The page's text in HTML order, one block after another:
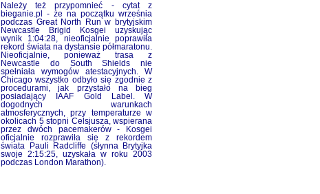
Należy też przypomnieć - cytat z
bieganie.pl - że na początku września
podczas Great North Run w brytyjskim
Newcastle Brigid Kosgei uzyskując
wynik 1:04:28, nieoficjalnie poprawiła
rekord świata na dystansie półmaratonu.
Nieoficjalnie, ponieważ trasa z
Newcastle do South Shields nie
spełniała wymogów atestacyjnych. W
Chicago wszystko odbyło się zgodnie z
procedurami, jak przystało na bieg
posiadający IAAF Gold Label. W
dogodnych warunkach
atmosferycznych, przy temperaturze w
okolicach 5 stopni Celsjusza, wspierana
przez dwóch pacemakerów - Kosgei
oficjalnie rozprawiła się z rekordem
świata Pauli Radcliffe (słynna Brytyjka
swoje 2:15:25, uzyskała w roku 2003
podczas London Marathon).